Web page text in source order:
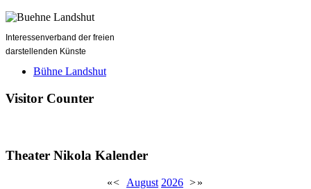
Interessenverband der freien
darstellenden Künste
Bühne Landshut
Visitor Counter
Theater Nikola Kalender
«< August 2026 >»